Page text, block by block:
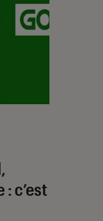
c’est